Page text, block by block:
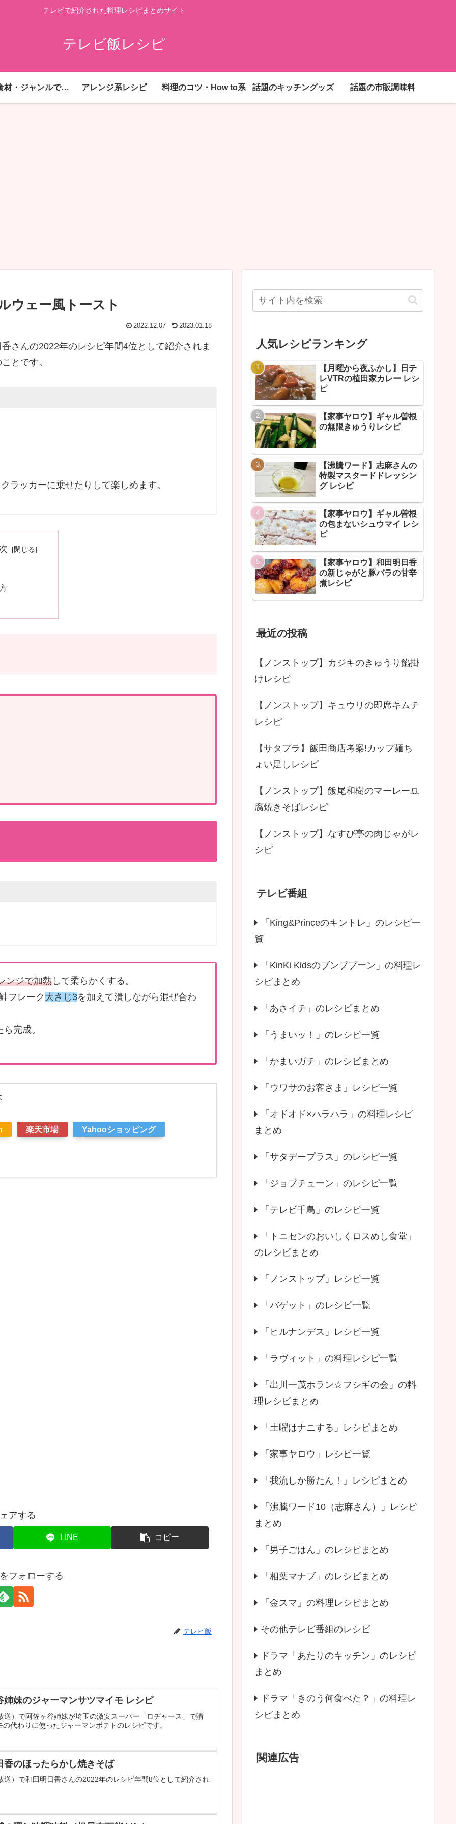
テレビで紹介された料理レシピまとめサイト
テレビ飯レシピ
主要食材・ジャンルで探す アレンジ系レシピ 料理のコツ・How to系 話題のキッチングッズ 話題の市販調味料
ウェー風トースト
2022.12.07 2023.01.18
さんの2022年のレシピ年間4位として紹介されま
とです。
ラッカーに乗せたりして楽しめます。
ンジで加熱 して柔らかくする。
フレーク 大さじ3を加えて潰しながら混ぜ合わ
完成。
楽天市場 Yahooショッピング
アする
LINE コピー
フォローする
テレビ飯
姉妹のジャーマンサツマイモ レシピ
）で阿佐ヶ谷姉妹が埼玉の激安スーパー「ロヂャース」で購
代わりに使ったジャーマンポテトのレシピです。
香のほったらかし焼きそば
送）で和田明日香さんの2022年のレシピ年間8位として紹介され
人気レシピランキング
【月曜から夜ふかし】日テ
レVTRの植田家カレー レシ
ピ
【家事ヤロウ】ギャル曽根
の無限きゅうりレシピ
【沸騰ワード】志麻さんの
特製マスタードドレッシン
グ レシピ
【家事ヤロウ】ギャル曽根
の包まないシュウマイ レシ
ピ
【家事ヤロウ】和田明日香
の新じゃがと豚バラの甘辛
煮レシピ
最近の投稿
【ノンストップ】カジキのきゅうり餡掛
けレシピ
【ノンストップ】キュウリの即席キムチ
レシピ
【サタプラ】飯田商店考案!カップ麺ち
ょい足しレシピ
【ノンストップ】飯尾和樹のマーレー豆
腐焼きそばレシピ
【ノンストップ】なすび亭の肉じゃがレ
シピ
テレビ番組
「King&Princeのキントレ」のレシピ一
覧
「KinKi Kidsのブンブブーン」の料理レ
シピまとめ
「あさイチ」のレシピまとめ
「うまいッ！」のレシピ一覧
「かまいガチ」のレシピまとめ
「ウワサのお客さま」レシピ一覧
「オドオド×ハラハラ」の料理レシピ
まとめ
「サタデープラス」のレシピ一覧
「ジョブチューン」のレシピ一覧
「テレビ千鳥」のレシピ一覧
「トニセンのおいしくロスめし食堂」
のレシピまとめ
「ノンストップ」レシピ一覧
「バゲット」のレシピ一覧
「ヒルナンデス」レシピ一覧
「ラヴィット」の料理レシピ一覧
「出川一茂ホラン☆フシギの会」の料
理レシピまとめ
「土曜はナニする」レシピまとめ
「家事ヤロウ」レシピ一覧
「我流しか勝たん！」レシピまとめ
「沸騰ワード10（志麻さん）」レシピ
まとめ
「男子ごはん」のレシピまとめ
「相葉マナブ」のレシピまとめ
「金スマ」の料理レシピまとめ
その他テレビ番組のレシピ
ドラマ「あたりのキッチン」のレシピ
まとめ
ドラマ「きのう何食べた？」の料理レ
シピまとめ
関連広告